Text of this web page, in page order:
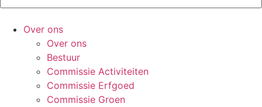
Over ons
Over ons
Bestuur
Commissie Activiteiten
Commissie Erfgoed
Commissie Groen